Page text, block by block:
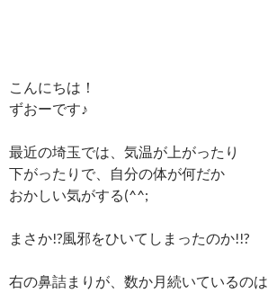
こんにちは！
ずおーです♪
最近の埼玉では、気温が上がったり
下がったりで、自分の体が何だか
おかしい気がする(^^;
まさか!?風邪をひいてしまったのか!!?
右の鼻詰まりが、数か月続いているのは